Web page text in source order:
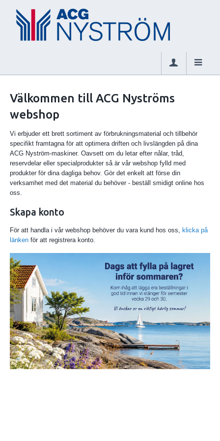
Välkommen till ACG Nyströms
webshop
Vi erbjuder ett brett sortiment av förbrukningsmaterial och tillbehör
specifikt framtagna för att optimera driften och livslängden på dina
ACG Nyström-maskiner. Oavsett om du letar efter nålar, tråd,
reservdelar eller specialprodukter så är vår webshop fylld med
produkter för dina dagliga behov. Gör det enkelt att förse din
verksamhet med det material du behöver - beställ smidigt online hos
oss.
Skapa konto
För att handla i vår webshop behöver du vara kund hos oss, klicka på
länken för att registrera konto.